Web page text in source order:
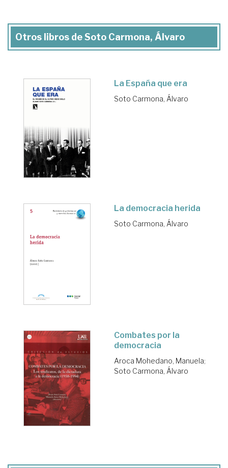
Otros libros de Soto Carmona, Álvaro
La España que era
Soto Carmona, Álvaro
La democracia herida
Soto Carmona, Álvaro
Combates por la
democracia
Aroca Mohedano, Manuela;
Soto Carmona, Álvaro